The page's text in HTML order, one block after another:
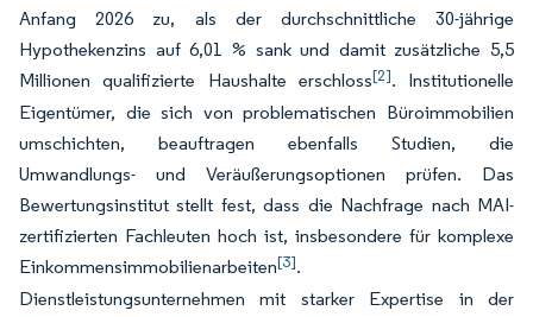
Anfang 2026 zu, als der durchschnittliche 30-jährige
Hypothekenzins auf 6,01 % sank und damit zusätzliche 5,5
Millionen qualifizierte Haushalte erschloss[2]. Institutionelle
Eigentümer, die sich von problematischen Büroimmobilien
umschichten, beauftragen ebenfalls Studien, die
Umwandlungs- und Veräußerungsoptionen prüfen. Das
Bewertungsinstitut stellt fest, dass die Nachfrage nach MAI-
zertifizierten Fachleuten hoch ist, insbesondere für komplexe
Einkommensimmobilienarbeiten[3].
Dienstleistungsunternehmen mit starker Expertise in der